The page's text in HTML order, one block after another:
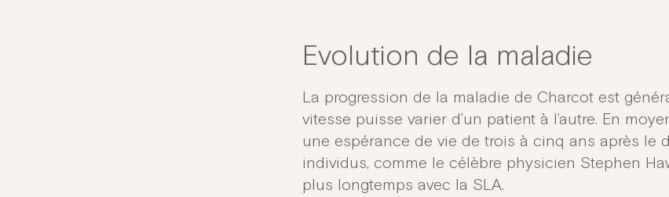
Evolution de la maladie
La progression de la maladie de Charcot est
vitesse puisse varier d’un patient à l’autre. En
une espérance de vie de trois à cinq ans après le
individus, comme le célèbre physicien Stephen
plus longtemps avec la SLA.